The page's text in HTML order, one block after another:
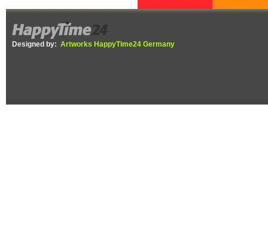
Hornisse ist in der
Designed by: Artworks HappyTime24 Germany